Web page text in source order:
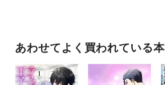
あわせてよく買われている本